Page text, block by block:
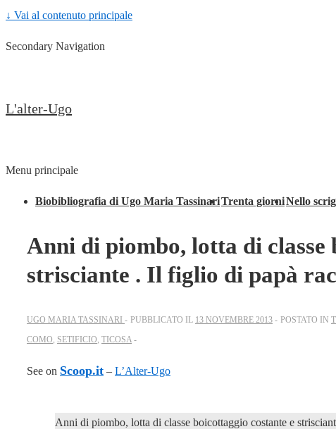
↓ Vai al contenuto principale
Secondary Navigation
L'alter-Ugo
Menu principale
Biobibliografia di Ugo Maria TassinariTrenta giorniNello
Anni di piombo, lotta di classe
strisciante . Il figlio di papà
UGO MARIA TASSINARI PUBBLICATO IL 13 NOVEMBRE 2013 POSTATO IN
COMO SETIFICIO TICOSA
See on Scoop.it – L’Alter-Ugo
Anni di piombo, lotta di classe boicottaggio costante e